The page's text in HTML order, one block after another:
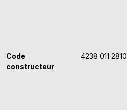
Code
constructeur
4238 011 2810